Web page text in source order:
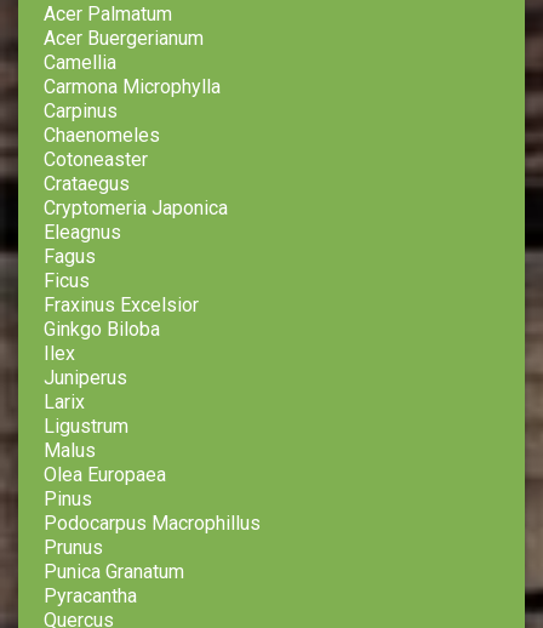
Acer Palmatum
Acer Buergerianum
Camellia
Carmona Microphylla
Carpinus
Chaenomeles
Cotoneaster
Crataegus
Cryptomeria Japonica
Eleagnus
Fagus
Ficus
Fraxinus Excelsior
Ginkgo Biloba
Ilex
Juniperus
Larix
Ligustrum
Malus
Olea Europaea
Pinus
Podocarpus Macrophillus
Prunus
Punica Granatum
Pyracantha
Quercus